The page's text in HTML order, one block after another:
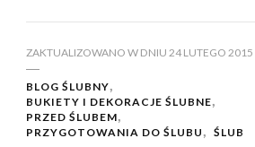
ZAKTUALIZOWANO W DNIU 24 LUTEGO 2015
BLOG ŚLUBNY
BUKIETY I DEKORACJE ŚLUBNE
PRZED ŚLUBEM
PRZYGOTOWANIA DO ŚLUBU
ŚLUB